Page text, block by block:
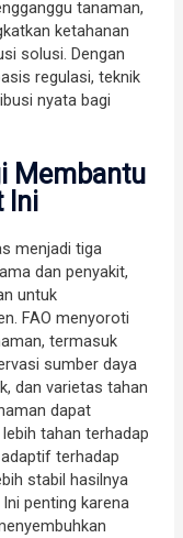
tanaman,
ketahanan
solusi. Dengan
regulasi, teknik
nyata bagi
Membantu
Ini
menjadi tiga
dan penyakit,
untuk
FAO menyoroti
termasuk
sumber daya
dan varietas tahan
dapat
tahan terhadap
terhadap
stabil hasilnya
penting karena